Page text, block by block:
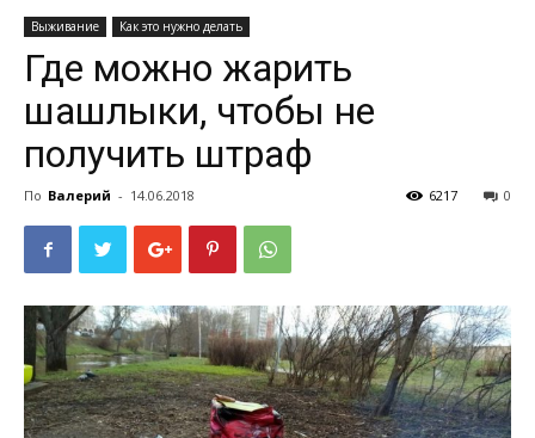
сам
Выживание Как это нужно делать
Где можно жарить
шашлыки, чтобы не
получить штраф
По Валерий - 14.06.2018 0
6217